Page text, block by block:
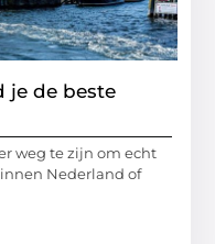
je de beste
weg te zijn om echt
Nederland of